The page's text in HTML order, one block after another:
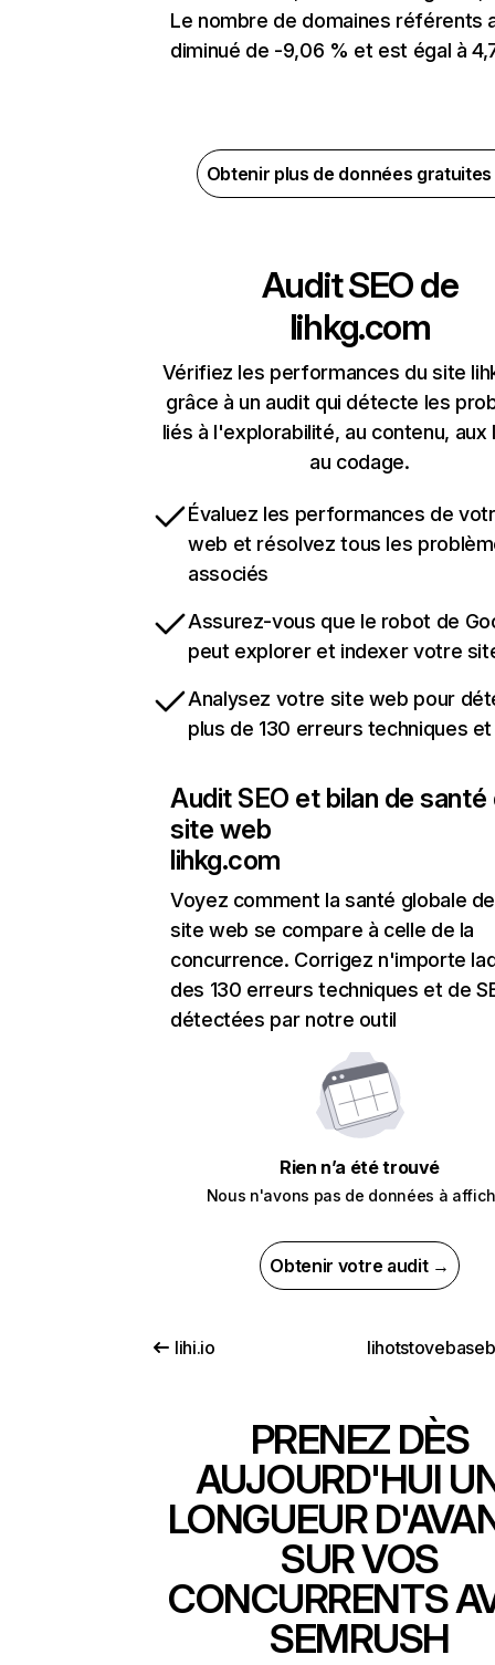
Le nombre de domaines référents
diminué de -9,06 % et est égal à
Obtenir plus de données
Audit SEO de
lihkg.com
Vérifiez les performances du site
grâce à un audit qui détecte les
liés à l'explorabilité, au contenu, aux
au codage.
Évaluez les performances de
web et résolvez tous les
associés
Assurez-vous que le robot de
peut explorer et indexer votre
Analysez votre site web pour
plus de 130 erreurs techniques et
Audit SEO et bilan de santé
site web
lihkg.com
Voyez comment la santé globale
site web se compare à celle de la
concurrence. Corrigez n'importe
des 130 erreurs techniques et de
détectées par notre outil
Rien n’a été trouvé
Nous n'avons pas de données à
Obtenir votre audit →
lihi.io
PRENEZ DÈS
AUJOURD'HUI
LONGUEUR
SUR VOS
CONCURRENTS
SEMRUSH